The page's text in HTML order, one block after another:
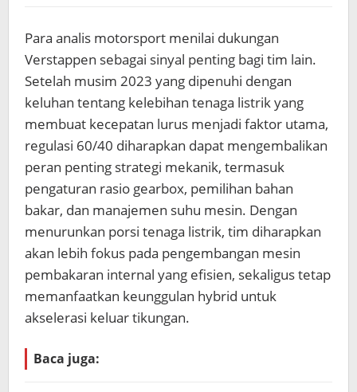
Para analis motorsport menilai dukungan
Verstappen sebagai sinyal penting bagi tim lain.
Setelah musim 2023 yang dipenuhi dengan
keluhan tentang kelebihan tenaga listrik yang
membuat kecepatan lurus menjadi faktor utama,
regulasi 60/40 diharapkan dapat mengembalikan
peran penting strategi mekanik, termasuk
pengaturan rasio gearbox, pemilihan bahan
bakar, dan manajemen suhu mesin. Dengan
menurunkan porsi tenaga listrik, tim diharapkan
akan lebih fokus pada pengembangan mesin
pembakaran internal yang efisien, sekaligus tetap
memanfaatkan keunggulan hybrid untuk
akselerasi keluar tikungan.
Baca juga: